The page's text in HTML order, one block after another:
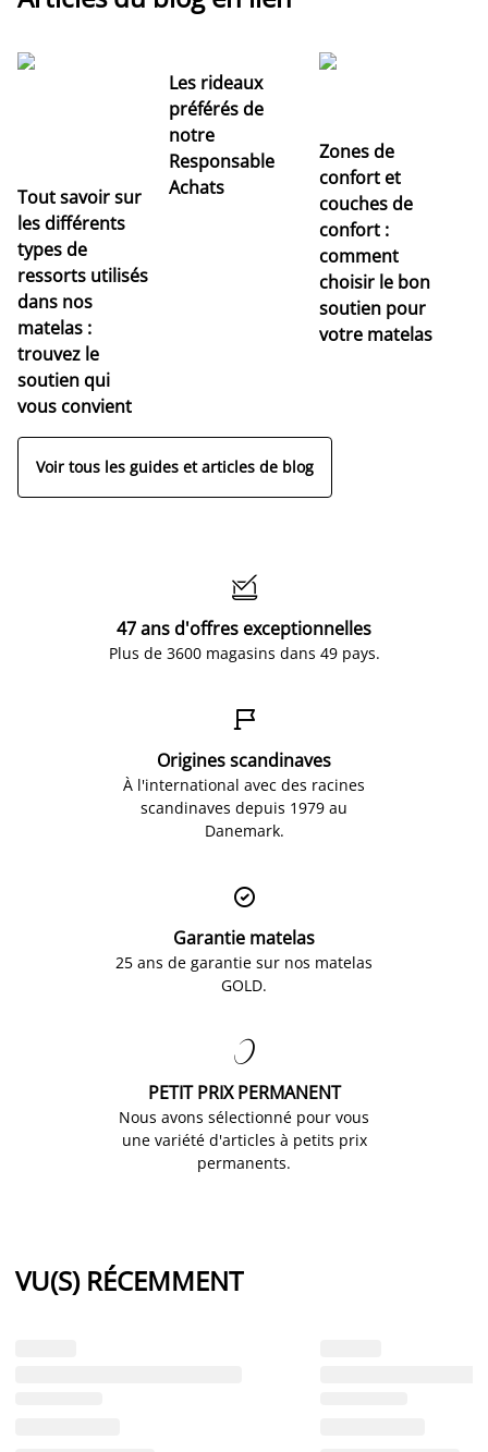
Tout savoir sur
les différents
types de
ressorts utilisés
dans nos
matelas :
trouvez le
soutien qui
vous convient
Les rideaux
préférés de
notre
Responsable
Achats
Zones de
confort et
couches de
confort :
comment
choisir le bon
soutien pour
votre matelas
Voir tous les guides et articles de blog

47 ans d'offres exceptionnelles
Plus de 3600 magasins dans 49 pays.

Origines scandinaves
À l'international avec des racines
scandinaves depuis 1979 au
Danemark.

Garantie matelas
25 ans de garantie sur nos matelas
GOLD.

PETIT PRIX PERMANENT
Nous avons sélectionné pour vous
une variété d'articles à petits prix
permanents.
VU(S) RÉCEMMENT